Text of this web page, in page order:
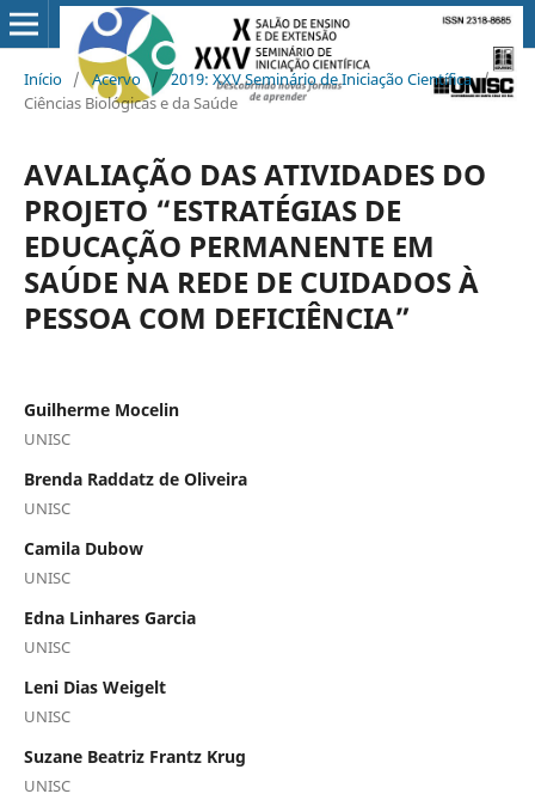
Início / Acervo / 2019: XXV Seminário de Iniciação Científica /
Ciências Biológicas e da Saúde
AVALIAÇÃO DAS ATIVIDADES DO
PROJETO “ESTRATÉGIAS DE
EDUCAÇÃO PERMANENTE EM
SAÚDE NA REDE DE CUIDADOS À
PESSOA COM DEFICIÊNCIA”
Guilherme Mocelin
UNISC
Brenda Raddatz de Oliveira
UNISC
Camila Dubow
UNISC
Edna Linhares Garcia
UNISC
Leni Dias Weigelt
UNISC
Suzane Beatriz Frantz Krug
UNISC